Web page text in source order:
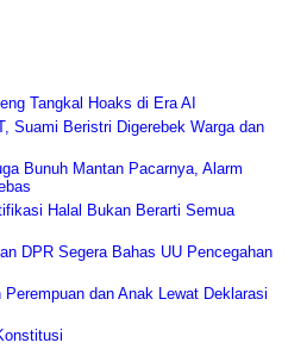
Tangkal Hoaks di Era AI
Suami Beristri Digerebek Warga dan
Bunuh Mantan Pacarnya, Alarm
Halal Bukan Berarti Semua
DPR Segera Bahas UU Pencegahan
dan Anak Lewat Deklarasi